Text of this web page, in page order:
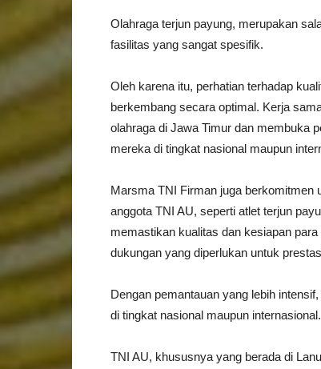
Olahraga terjun payung, merupakan
fasilitas yang sangat spesifik.
Oleh karena itu, perhatian terhadap
berkembang secara optimal. Kerja
olahraga di Jawa Timur dan membuka
mereka di tingkat nasional maupun
Marsma TNI Firman juga berkomitmen
anggota TNI AU, seperti atlet terjun
memastikan kualitas dan kesiapan
dukungan yang diperlukan untuk
Dengan pemantauan yang lebih
di tingkat nasional maupun internasional.
TNI AU, khususnya yang berada di